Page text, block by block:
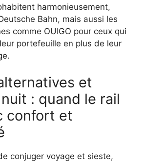
harmonieusement,
Bahn, mais aussi les
comme OUIGO pour ceux qui
portefeuille en plus de leur
et
: quand le rail
confort et
conjuger voyage et sieste,